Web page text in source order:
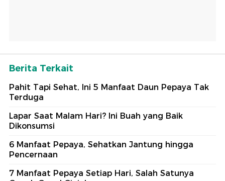
Berita Terkait
Pahit Tapi Sehat, Ini 5 Manfaat Daun Pepaya Tak
Terduga
Lapar Saat Malam Hari? Ini Buah yang Baik
Dikonsumsi
6 Manfaat Pepaya, Sehatkan Jantung hingga
Pencernaan
7 Manfaat Pepaya Setiap Hari, Salah Satunya